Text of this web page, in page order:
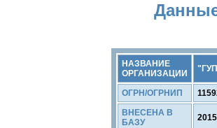
НАЗВАНИЕ
ОРГАНИЗАЦИИ
ОГРН/ОГРНИП
ВНЕСЕНА В
БАЗУ